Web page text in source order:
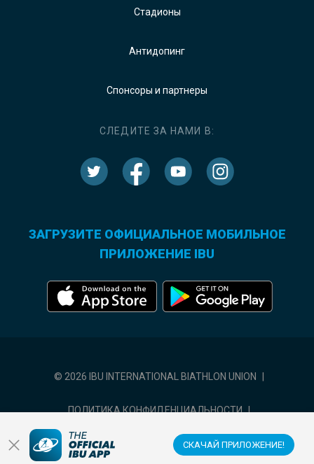
СКАЧАЙ ПРИЛОЖЕНИЕ!
Стадионы
Антидопинг
Спонсоры и партнеры
СЛЕДИТЕ ЗА НАМИ В:
ЗАГРУЗИТЕ ОФИЦИАЛЬНОЕ МОБИЛЬНОЕ
ПРИЛОЖЕНИЕ IBU
© 2026 IBU INTERNATIONAL BIATHLON UNION
ПОЛИТИКА КОНФИДЕНЦИАЛЬНОСТИ |
УСЛОВИЯ ИСПОЛЬЗОВАНИЯ НАСТРОЙКИ ФАЙЛОВ COOKIE